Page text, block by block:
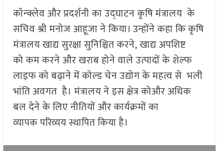
कॉन्क्लेव और प्रदर्शनी का उद्घाटन कृषि मंत्रालय के
सचिव श्री मनोज आहूजा ने किया। उन्होंने कहा कि कृषि
मंत्रालय खाद्य सुरक्षा सुनिश्चित करने, खाद्य अपशिष्ट
को कम करने और खराब होने वाले उत्पादों के शेल्फ
लाइफ को बढ़ाने में कोल्ड चेन उद्योग के महत्व से भली
भांति अवगत है। मंत्रालय ने इस क्षेत्र कोऔर अधिक
बल देने के लिए नीतियों और कार्यक्रमों का
व्यापक परिव्यय स्थापित किया है।